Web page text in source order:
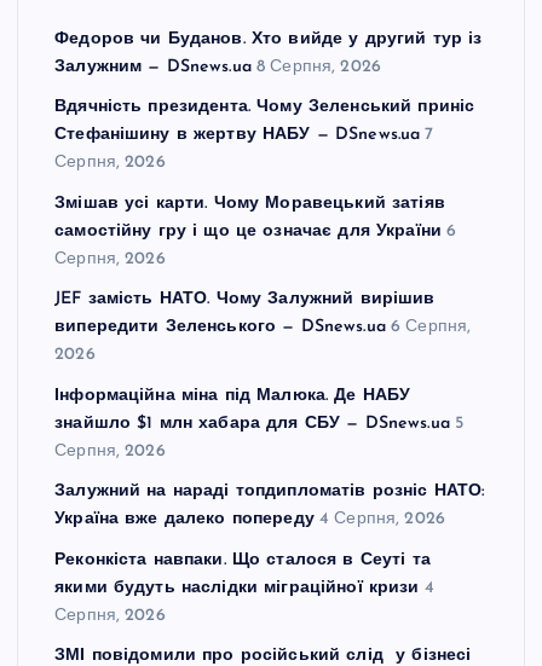
Федоров чи Буданов. Хто вийде у другий тур із
Залужним — DSnews.ua 8 Серпня, 2026
Вдячність президента. Чому Зеленський приніс
Стефанішину в жертву НАБУ — DSnews.ua 7
Серпня, 2026
Змішав усі карти. Чому Моравецький затіяв
самостійну гру і що це означає для України 6
Серпня, 2026
JEF замість НАТО. Чому Залужний вирішив
випередити Зеленського — DSnews.ua 6 Серпня,
2026
Інформаційна міна під Малюка. Де НАБУ
знайшло $1 млн хабара для СБУ — DSnews.ua 5
Серпня, 2026
Залужний на нараді топдипломатів розніс НАТО:
Україна вже далеко попереду 4 Серпня, 2026
Реконкіста навпаки. Що сталося в Сеуті та
якими будуть наслідки міграційної кризи 4
Серпня, 2026
ЗМІ повідомили про російський слід у бізнесі